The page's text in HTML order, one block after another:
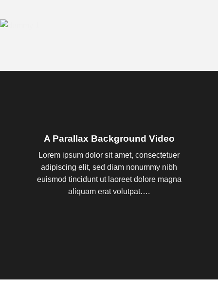
A Parallax Background Video
Lorem ipsum dolor sit amet, consectetuer
adipiscing elit, sed diam nonummy nibh
euismod tincidunt ut laoreet dolore magna
aliquam erat volutpat….